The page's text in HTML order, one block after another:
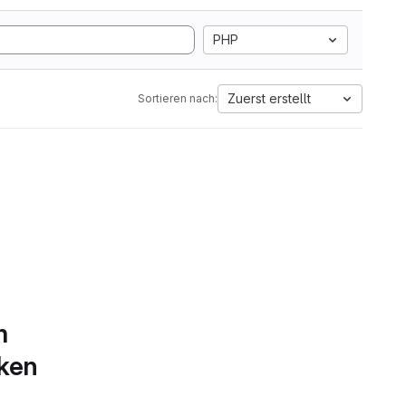
PHP
Sortieren nach: Zuerst erstellt